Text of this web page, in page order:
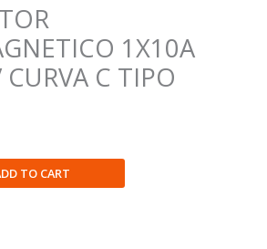
1X10A
C TIPO
TO CART